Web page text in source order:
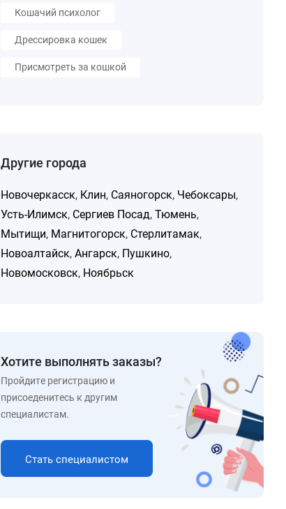
Кошачий психолог
Дрессировка кошек
Присмотреть за кошкой
Другие города
Новочеркасск, Клин, Саяногорск, Чебоксары,
Усть-Илимск, Сергиев Посад,Тюмень,
Мытищи, Магнитогорск, Стерлитамак,
Новоалтайск,Ангарск, Пушкино,
Новомосковск, Ноябрьск
Хотите выполнять заказы?
Пройдите регистрацию и
присоеденитесь к другим
специалистам.
Стать специалистом